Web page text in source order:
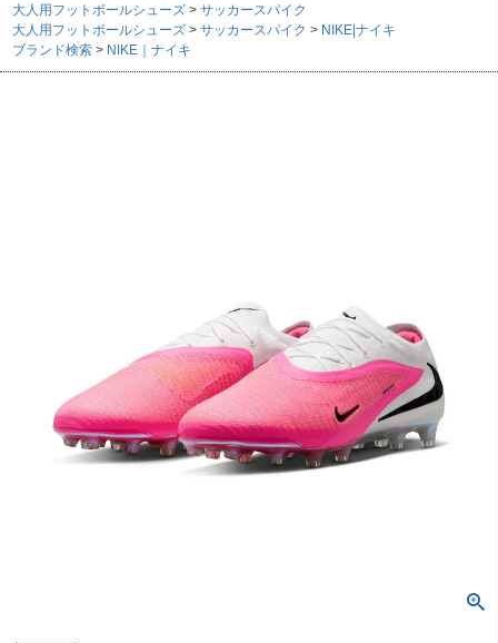
大人用フットボールシューズ
サッカースパイク
大人用フットボールシューズ
サッカースパイク
NIKE|ナイキ
ブランド検索
NIKE｜ナイキ